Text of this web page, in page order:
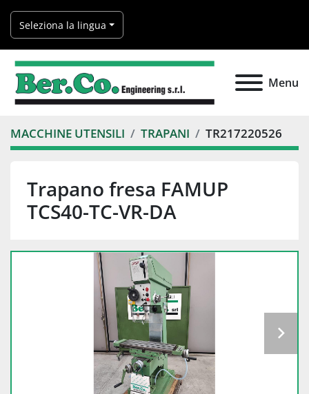
Seleziona la lingua
Menu
MACCHINE UTENSILI TRAPANI TR217220526
Trapano fresa FAMUP
TCS40-TC-VR-DA